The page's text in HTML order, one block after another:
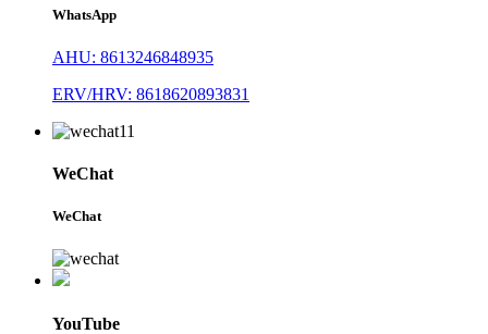
WhatsApp
AHU: 8613246848935
ERV/HRV: 8618620893831
WeChat
WeChat
YouTube